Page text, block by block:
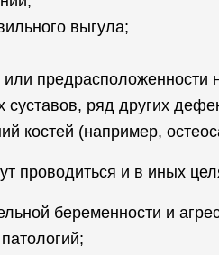
выгула;
или
ряд других
костей (например,
проводиться и в иных
беременности и